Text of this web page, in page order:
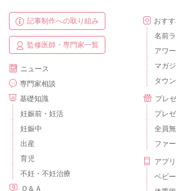
記事制作への取り組み
監修医師・専門家一覧
ニュース
専門家相談
基礎知識
妊娠前・妊活
妊娠中
出産
育児
不妊・不妊治療
Ｑ＆Ａ
おす
名前
アワ
マガ
タウ
プレ
プレ
全員
ファ
アプリ
ベビ